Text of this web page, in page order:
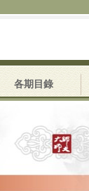
各期目錄